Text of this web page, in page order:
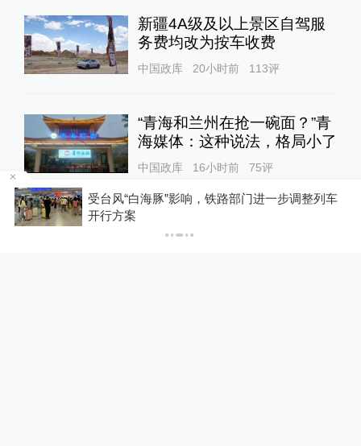
新疆4A级及以上景区自驾服
务费均改为按车收费
中国政库 20小时前 113评
“青海和兰州在抢一碗面？”青
海媒体：这种说法，格局小了
中国政库 16小时前 75评
工，特朗普怒了：国家耻辱！
受台风“白海豚”影响，铁路部门进一步调整列车
开行方案